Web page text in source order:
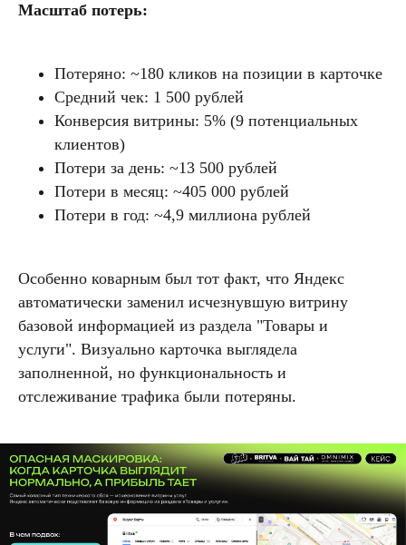
Масштаб потерь:
Потеряно: ~180 кликов на позиции в карточке
Средний чек: 1 500 рублей
Конверсия витрины: 5% (9 потенциальных
клиентов)
Потери за день: ~13 500 рублей
Потери в месяц: ~405 000 рублей
Потери в год: ~4,9 миллиона рублей
Особенно коварным был тот факт, что Яндекс
автоматически заменил исчезнувшую витрину
базовой информацией из раздела "Товары и
услуги". Визуально карточка выглядела
заполненной, но функциональность и
отслеживание трафика были потеряны.